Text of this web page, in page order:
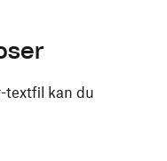
textfil kan du